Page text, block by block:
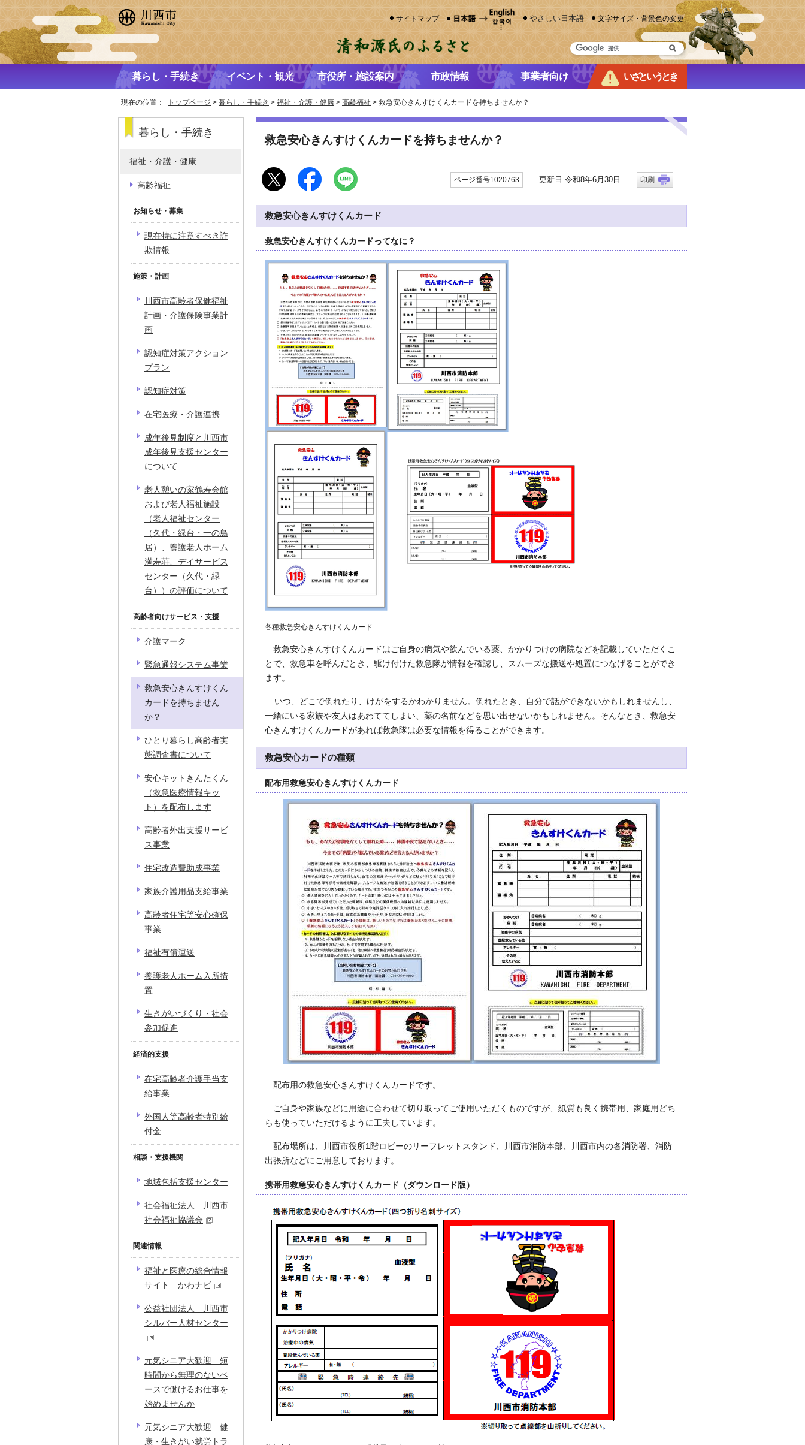
サイトマップ やさしい日本語 文字サイズ・背景色の変更
暮らし・手続き イベント・観光 市役所・施設案内 市政情報 事業者向け いざというとき
現在の位置： トップページ > 暮らし・手続き > 福祉・介護・健康 > 高齢福祉 > 救急安心きんすけくんカードを持ちませんか？
救急安心きんすけくんカードを持ちませんか？
ページ番号1020763 更新日 令和8年6月30日 印刷
救急安心きんすけくんカード
救急安心きんすけくんカードってなに？
各種救急安心きんすけくんカード
救急安心きんすけくんカードはご自身の病気や飲んでいる薬、かかりつけの病院などを記載していただくこ
とで、救急車を呼んだとき、駆け付けた救急隊が情報を確認し、スムーズな搬送や処置につなげることができ
ます。
いつ、どこで倒れたり、けがをするかわかりません。倒れたとき、自分で話ができないかもしれませんし、
一緒にいる家族や友人はあわててしまい、薬の名前などを思い出せないかもしれません。そんなとき、救急安
心きんすけくんカードがあれば救急隊は必要な情報を得ることができます。
救急安心カードの種類
配布用救急安心きんすけくんカード
配布用の救急安心きんすけくんカードです。
ご自身や家族などに用途に合わせて切り取ってご使用いただくものですが、紙質も良く携帯用、家庭用どち
らも使っていただけるように工夫しています。
配布場所は、川西市役所1階ロビーのリーフレットスタンド、川西市消防本部、川西市内の各消防署、消防
出張所などにご用意しております。
携帯用救急安心きんすけくんカード（ダウンロード版）
暮らし・手続き
福祉・介護・健康
高齢福祉
お知らせ・募集
現在特に注意すべき詐
欺情報
施策・計画
川西市高齢者保健福祉
計画・介護保険事業計
画
認知症対策アクション
プラン
認知症対策
在宅医療・介護連携
成年後見制度と川西市
成年後見支援センター
について
老人憩いの家鶴寿会館
および老人福祉施設
（老人福祉センター
（久代・緑台・一の鳥
居）、養護老人ホーム
満寿荘、デイサービス
センター（久代・緑
台））の評価について
高齢者向けサービス・支援
介護マーク
緊急通報システム事業
救急安心きんすけくん
カードを持ちません
か？
ひとり暮らし高齢者実
態調査書について
安心キットきんたくん
（救急医療情報キッ
ト）を配布します
高齢者外出支援サービ
ス事業
住宅改造費助成事業
家族介護用品支給事業
高齢者住宅等安心確保
事業
福祉有償運送
養護老人ホーム入所措
置
生きがいづくり・社会
参加促進
経済的支援
在宅高齢者介護手当支
給事業
外国人等高齢者特別給
付金
相談・支援機関
地域包括支援センター
社会福祉法人 川西市
社会福祉協議会
関連情報
福祉と医療の総合情報
サイト かわナビ
公益社団法人 川西市
シルバー人材センター
元気シニア大歓迎 短
時間から無理のないペ
ースで働けるお仕事を
始めませんか
元気シニア大歓迎 健
康・生きがい就労トラ